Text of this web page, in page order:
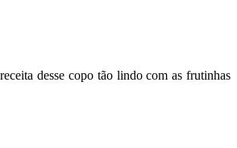
desse copo tão lindo com as frutinhas